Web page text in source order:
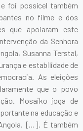
foi possícel também
no filme e dos
que apoiaram este
da Senhora
Susanna Terstal,
e estabilidade de
As eleições
que o povo
Mosaiko joga de
na educação e
[…]. É também